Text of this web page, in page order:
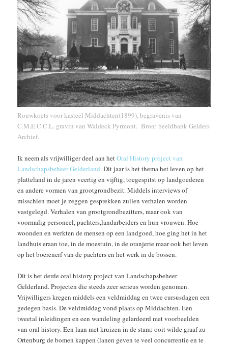
Rouwkoets voor kasteel Middachten(1899), begravenis van
C.M.E.C.C.L. gravin van Waldeck Pyrmont. Bron: beeldbank Gelders
Archief.
Ik neem als vrijwilliger deel aan hetOral History project van
Landschapsbeheer Gelderland. Dit jaar is het thema het leven op het
platteland in de jaren veertig en vijftig, toegespitst op landgoederen
en andere vormen van grootgrondbezit. Middels interviews of
misschien moet je zeggen gesprekken zullen verhalen worden
vastgelegd. Verhalen van grootgrondbezitters, maar ook van
voormalig personeel, pachters,landarbeiders en hun vrouwen. Hoe
woonden en werkten de mensen op een landgoed, hoe ging het in het
landhuis eraan toe, in de moestuin, in de oranjerie maar ook het leven
op het boerenerf van de pachters en het werk in de bossen.
Dit is het derde oral history project van Landschapsbeheer
Gelderland. Projecten die steeds zeer serieus worden genomen.
Vrijwilligers kregen middels een veldmiddag en twee cursusdagen een
gedegen basis. De veldmiddag vond plaats op Middachten. Een
tweetal inleidingen en een wandeling gelardeerd met voorbeelden
van oral history. Een laan met kruizen in de stam: ooit wilde graaf zu
Ortenburg de bomen kappen (lanen geven te veel concurrentie en te